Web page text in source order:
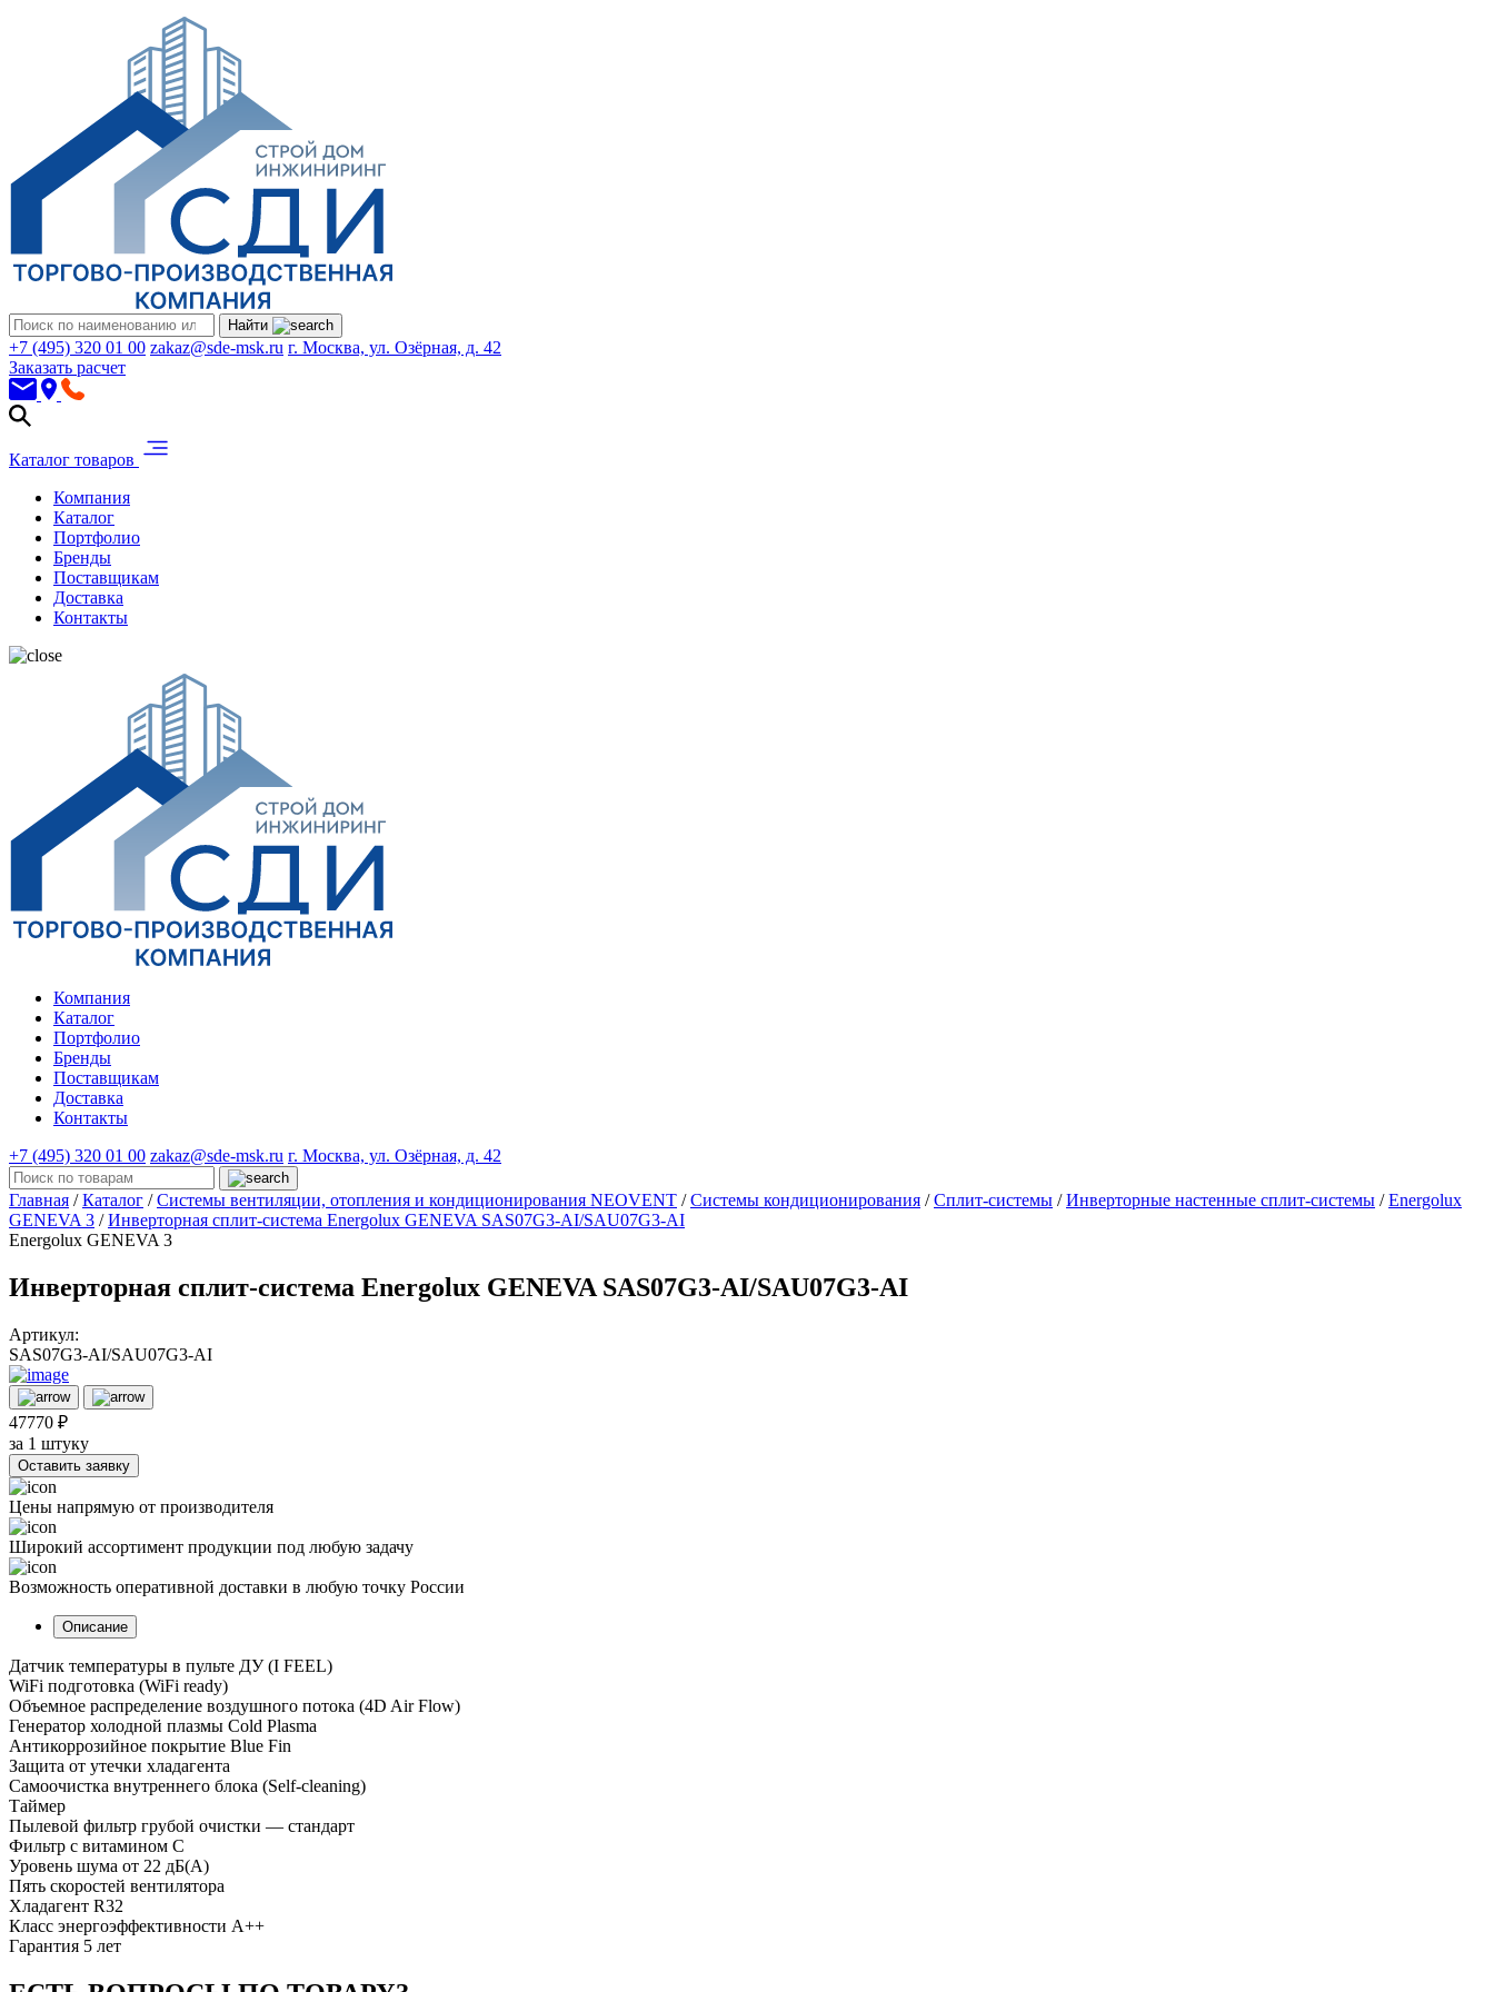
Найти
+7 (495) 320 01 00 zakaz@sde-msk.ru г. Москва, ул. Озёрная, д. 42
Заказать расчет
Каталог товаров
Компания
Каталог
Портфолио
Бренды
Поставщикам
Доставка
Контакты
Компания
Каталог
Портфолио
Бренды
Поставщикам
Доставка
Контакты
+7 (495) 320 01 00 zakaz@sde-msk.ru г. Москва, ул. Озёрная, д. 42
Главная / Каталог / Системы вентиляции, отопления и кондиционирования NEOVENT / Системы кондиционирования / Сплит-системы / Инверторные настенные сплит-системы / Energolux
GENEVA 3 / Инверторная сплит-система Energolux GENEVA SAS07G3-AI/SAU07G3-AI
Energolux GENEVA 3
Инверторная сплит-система Energolux GENEVA SAS07G3-AI/SAU07G3-AI
Артикул:
SAS07G3-AI/SAU07G3-AI
47770 ₽
за 1 штуку
Оставить заявку
Цены напрямую от производителя
Широкий ассортимент продукции под любую задачу
Возможность оперативной доставки в любую точку России
Описание
Датчик температуры в пульте ДУ (I FEEL)
WiFi подготовка (WiFi ready)
Объемное распределение воздушного потока (4D Air Flow)
Генератор холодной плазмы Cold Plasma
Антикоррозийное покрытие Blue Fin
Защита от утечки хладагента
Самоочистка внутреннего блока (Self-cleaning)
Таймер
Пылевой фильтр грубой очистки — стандарт
Фильтр с витамином С
Уровень шума от 22 дБ(А)
Пять скоростей вентилятора
Хладагент R32
Класс энергоэффективности A++
Гарантия 5 лет